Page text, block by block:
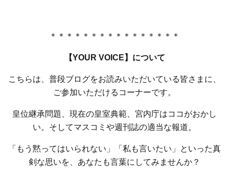
＊＊＊＊＊＊＊＊＊＊＊＊＊＊＊＊
【YOUR VOICE】について
こちらは、普段ブログをお読みいただいている皆さまに、
ご参加いただけるコーナーです。
皇位継承問題、現在の皇室典範、宮内庁はココがおかし
い。そしてマスコミや週刊誌の適当な報道。
「もう黙ってはいられない」「私も言いたい」といった真
剣な思いを、あなたも言葉にしてみませんか？